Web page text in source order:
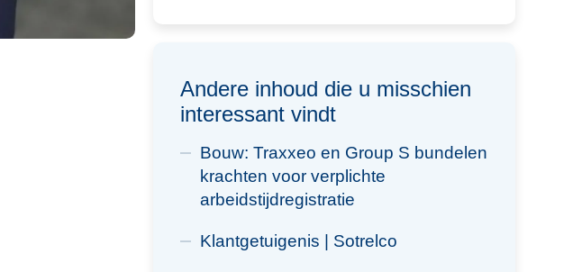
Andere inhoud die u misschien
interessant vindt
Bouw: Traxxeo en Group S bundelen
krachten voor verplichte
arbeidstijdregistratie
Klantgetuigenis | Sotrelco